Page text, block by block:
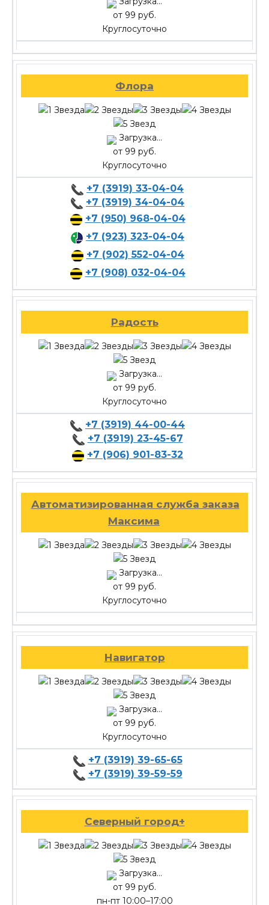
от 99 руб.
Круглосуточно
Флора
Загрузка...
от 99 руб.
Круглосуточно
+7 (3919) 33-04-04
+7 (3919) 34-04-04
+7 (950) 968-04-04
+7 (923) 323-04-04
+7 (902) 552-04-04
+7 (908) 032-04-04
Радость
Загрузка...
от 99 руб.
Круглосуточно
+7 (3919) 44-00-44
+7 (3919) 23-45-67
+7 (906) 901-83-32
Автоматизированная служба заказа
Максима
Загрузка...
от 99 руб.
Круглосуточно
Навигатор
Загрузка...
от 99 руб.
Круглосуточно
+7 (3919) 39-65-65
+7 (3919) 39-59-59
Северный город+
Загрузка...
от 99 руб.
пн-пт 10:00–17:00